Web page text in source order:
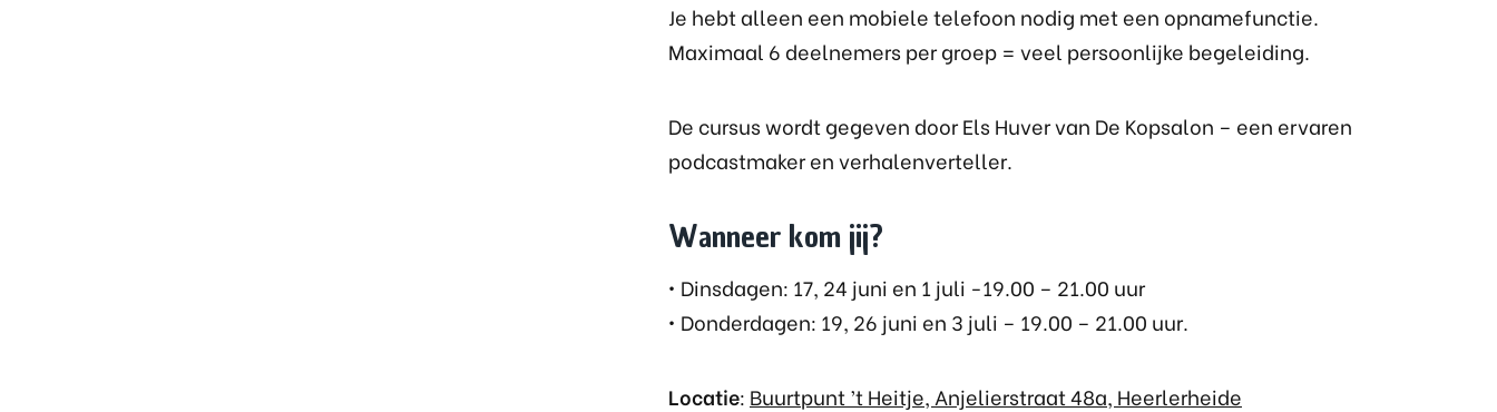
Je hebt alleen een mobiele telefoon nodig met een opnamefunctie.
Maximaal 6 deelnemers per groep = veel persoonlijke begeleiding.
De cursus wordt gegeven door Els Huver van De Kopsalon – een ervaren
podcastmaker en verhalenverteller.
Wanneer kom jij?
• Dinsdagen: 17, 24 juni en 1 juli -19.00 – 21.00 uur
• Donderdagen: 19, 26 juni en 3 juli – 19.00 – 21.00 uur.
Locatie: Buurtpunt ’t Heitje, Anjelierstraat 48a, Heerlerheide